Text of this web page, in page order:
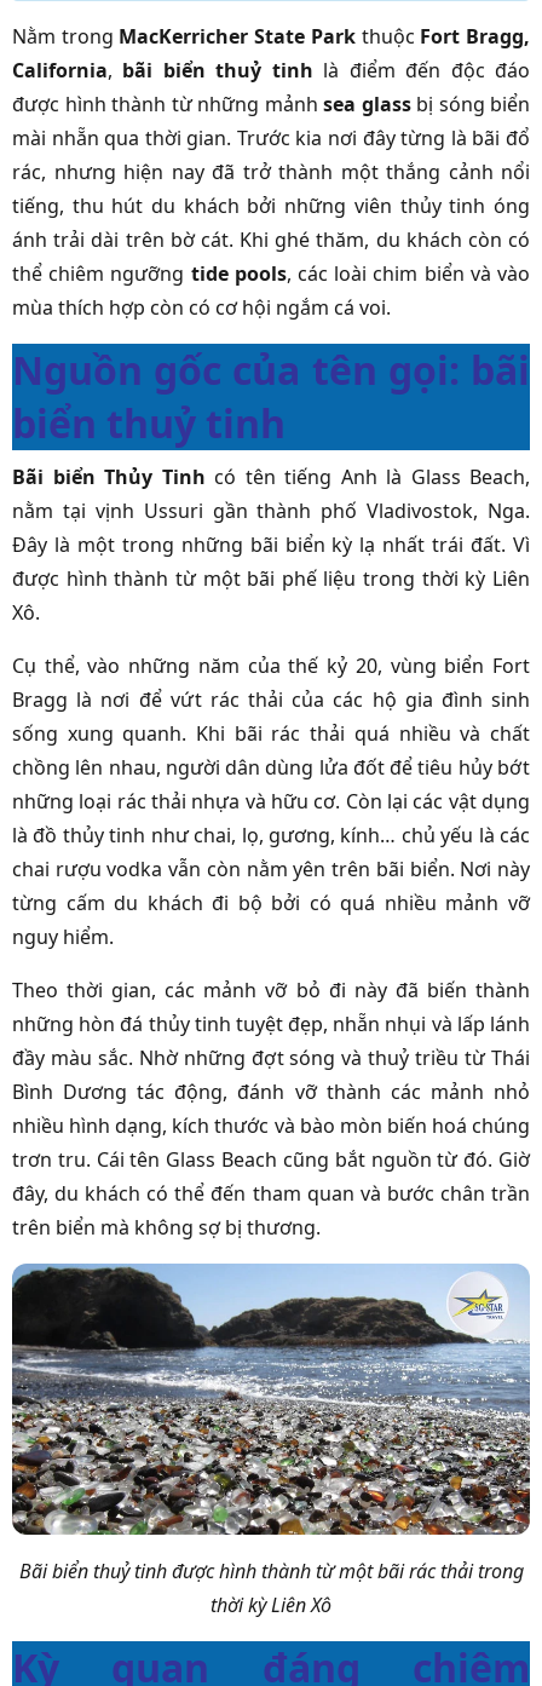
Nằm trong MacKerricher State Parkthuộc Fort Bragg,
California, bãi biển thuỷ tinh là điểm đến độc đáo
được hình thành từ những mảnh sea glassbị sóng biển
mài nhẵn qua thời gian. Trước kia nơi đây từng là bãi đổ
rác, nhưng hiện nay đã trở thành một thắng cảnh nổi
tiếng, thu hút du khách bởi những viên thủy tinh óng
ánh trải dài trên bờ cát. Khi ghé thăm, du khách còn có
thể chiêm ngưỡng tide pools, các loài chim biển và vào
mùa thích hợp còn có cơ hội ngắm cá voi.
Nguồn gốc của tên gọi: bãi
biển thuỷ tinh
Bãi biển Thủy Tinh có tên tiếng Anh là Glass Beach,
nằm tại vịnh Ussuri gần thành phố Vladivostok, Nga.
Đây là một trong những bãi biển kỳ lạ nhất trái đất. Vì
được hình thành từ một bãi phế liệu trong thời kỳ Liên
Xô.
Cụ thể, vào những năm của thế kỷ 20, vùng biển Fort
Bragg là nơi để vứt rác thải của các hộ gia đình sinh
sống xung quanh. Khi bãi rác thải quá nhiều và chất
chồng lên nhau, người dân dùng lửa đốt để tiêu hủy bớt
những loại rác thải nhựa và hữu cơ. Còn lại các vật dụng
là đồ thủy tinh như chai, lọ, gương, kính… chủ yếu là các
chai rượu vodka vẫn còn nằm yên trên bãi biển. Nơi này
từng cấm du khách đi bộ bởi có quá nhiều mảnh vỡ
nguy hiểm.
Theo thời gian, các mảnh vỡ bỏ đi này đã biến thành
những hòn đá thủy tinh tuyệt đẹp, nhẵn nhụi và lấp lánh
đầy màu sắc. Nhờ những đợt sóng và thuỷ triều từ Thái
Bình Dương tác động, đánh vỡ thành các mảnh nhỏ
nhiều hình dạng, kích thước và bào mòn biến hoá chúng
trơn tru. Cái tên Glass Beach cũng bắt nguồn từ đó. Giờ
đây, du khách có thể đến tham quan và bước chân trần
trên biển mà không sợ bị thương.
Bãi biển thuỷ tinh được hình thành từ một bãi rác thải trong
thời kỳ Liên Xô
Kỳ quan đáng chiêm